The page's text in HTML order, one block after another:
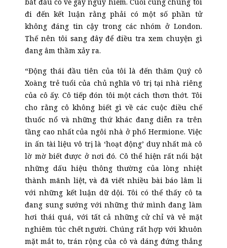
đi đến kết luận rằng phải có một số phần tử
không đáng tin cậy trong các nhóm ở London.
Thế nên tôi sang đây để điều tra xem chuyện gì
đang âm thầm xảy ra.
“Động thái đầu tiên của tôi là đến thăm Quý cô
Xoàng trẻ tuổi của chủ nghĩa vô trị tại nhà riêng
của cô ấy. Cô tiếp đón tôi một cách thơn thớt. Tôi
cho rằng cô không biết gì về các cuộc điều chế
thuốc nổ và những thứ khác đang diễn ra trên
tầng cao nhất của ngôi nhà ở phố Hermione. Việc
in ấn tài liệu vô trị là ‘hoạt động’ duy nhất mà cô
lờ mờ biết được ở nơi đó. Cô thể hiện rất nổi bật
những dấu hiệu thông thường của lòng nhiệt
thành mãnh liệt, và đã viết nhiều bài báo lâm li
với những kết luận dữ dội. Tôi có thể thấy cô ta
đang sung sướng với những thứ mình đang làm
hơi thái quá, với tất cả những cử chỉ và vẻ mặt
nghiêm túc chết người. Chúng rất hợp với khuôn
mặt mắt to, trán rộng của cô và dáng đứng thẳng